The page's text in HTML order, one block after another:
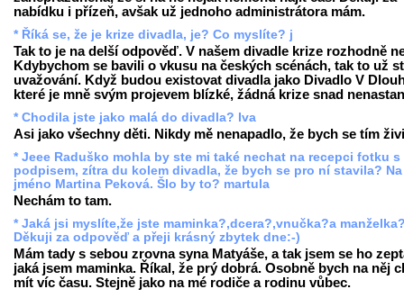
nabídku i přízeň, avšak už jednoho administrátora mám.
* Říká se, že je krize divadla, je? Co myslíte? j
Tak to je na delší odpověď. V našem divadle krize rozhodně
Kdybychom se bavili o vkusu na českých scénách, tak to už
uvažování. Když budou existovat divadla jako Divadlo V
které je mně svým projevem blízké, žádná krize snad
* Chodila jste jako malá do divadla? Iva
Asi jako všechny děti. Nikdy mě nenapadlo, že bych se tím
* Jeee Raduško mohla by ste mi také nechat na recepci fotku s
podpisem, zítra du kolem divadla, že bych se pro ní stavila? Na
jméno Martina Peková. Šlo by to? martula
Nechám to tam.
* Jaká jsi myslíte,že jste maminka?,dcera?,vnučka?a
Děkuji za odpověď a přeji krásný zbytek dne:-)
Mám tady s sebou zrovna syna Matyáše, a tak jsem se ho
jaká jsem maminka. Říkal, že prý dobrá. Osobně bych na něj
mít víc času. Stejně jako na mé rodiče a rodinu vůbec.